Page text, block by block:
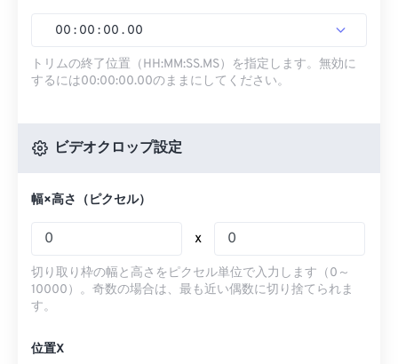
00 : 00 : 00 . 00
トリムの終了位置（HH:MM:SS.MS）を指定します。無効に
するには00:00:00.00のままにしてください。
ビデオクロップ設定
幅×高さ（ピクセル）
x
切り取り枠の幅と高さをピクセル単位で入力します（0～
10000）。奇数の場合は、最も近い偶数に切り捨てられま
す。
位置X